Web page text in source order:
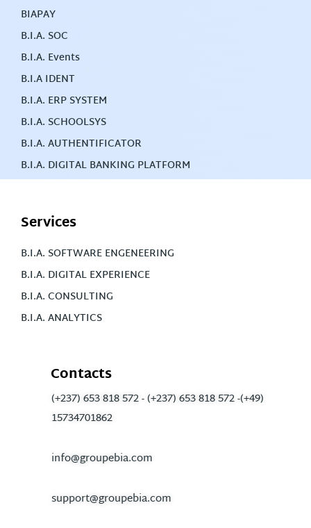
BIAPAY
B.I.A. SOC
B.I.A. Events
B.I.A IDENT
B.I.A. ERP SYSTEM
B.I.A. SCHOOLSYS
B.I.A. AUTHENTIFICATOR
B.I.A. DIGITAL BANKING PLATFORM
Services
B.I.A. SOFTWARE ENGENEERING
B.I.A. DIGITAL EXPERIENCE
B.I.A. CONSULTING
B.I.A. ANALYTICS
Contacts
(+237) 653 818 572 - (+237) 653 818 572 -(+49)
15734701862
info@groupebia.com
support@groupebia.com